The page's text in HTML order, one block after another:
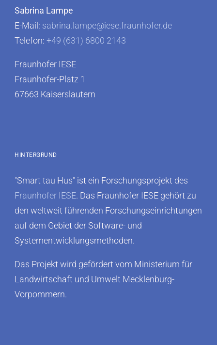
Sabrina Lampe
E-Mail: sabrina.lampe@iese.fraunhofer.de
Telefon: +49 (631) 6800 2143
Fraunhofer IESE
Fraunhofer-Platz 1
67663 Kaiserslautern
HINTERGRUND
"Smart tau Hus" ist ein Forschungsprojekt des
Fraunhofer IESE. Das Fraunhofer IESE gehört zu
den weltweit führenden Forschungseinrichtungen
auf dem Gebiet der Software- und
Systementwicklungsmethoden.
Das Projekt wird gefördert vom Ministerium für
Landwirtschaft und Umwelt Mecklenburg-
Vorpommern.